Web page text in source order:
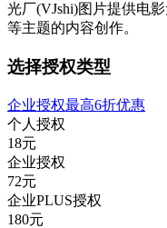
光厂(VJshi)图片提供电
等主题的内容创作。
选择授权类型
企业授权最高6折优惠
个人授权
18元
企业授权
72元
企业PLUS授权
180元